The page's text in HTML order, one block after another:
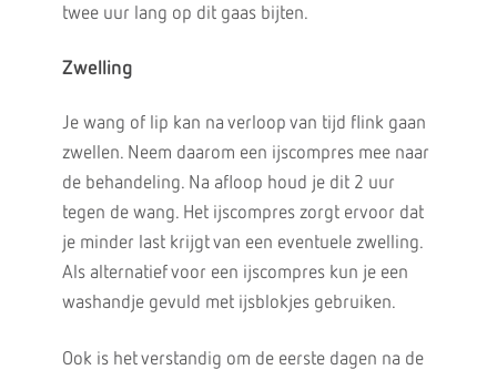
twee uur lang op dit gaas bijten.
Zwelling
Je wang of lip kan na verloop van tijd flink gaan
zwellen. Neem daarom een ijscompres mee naar
de behandeling. Na afloop houd je dit 2 uur
tegen de wang. Het ijscompres zorgt ervoor dat
je minder last krijgt van een eventuele zwelling.
Als alternatief voor een ijscompres kun je een
washandje gevuld met ijsblokjes gebruiken.
Ook is het verstandig om de eerste dagen na de